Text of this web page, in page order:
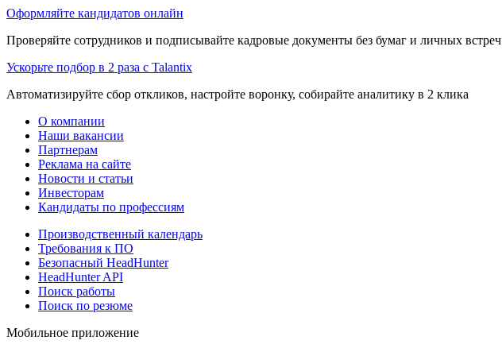
Оформляйте кандидатов онлайн
Проверяйте сотрудников и подписывайте кадровые документы без бумаг и личных встреч
Ускорьте подбор в 2 раза с Talantix
Автоматизируйте сбор откликов, настройте воронку, собирайте аналитику в 2 клика
О компании
Наши вакансии
Партнерам
Реклама на сайте
Новости и статьи
Инвесторам
Кандидаты по профессиям
Производственный календарь
Требования к ПО
Безопасный HeadHunter
HeadHunter API
Поиск работы
Поиск по резюме
Мобильное приложение